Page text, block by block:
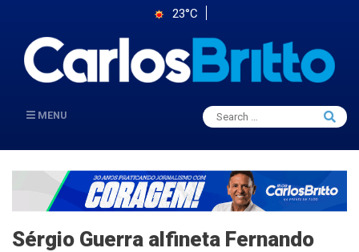
23°C
MENU
Search
for:
Search
Sérgio Guerra alfineta Fernando